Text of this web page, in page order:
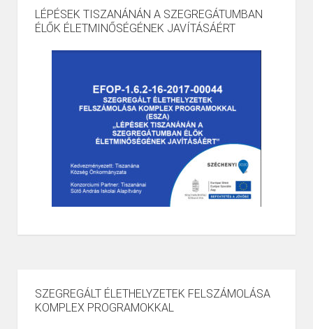
LÉPÉSEK TISZANÁNÁN A SZEGREGÁTUMBAN
ÉLŐK ÉLETMINŐSÉGÉNEK JAVÍTÁSÁÉRT
SZEGREGÁLT ÉLETHELYZETEK FELSZÁMOLÁSA
KOMPLEX PROGRAMOKKAL